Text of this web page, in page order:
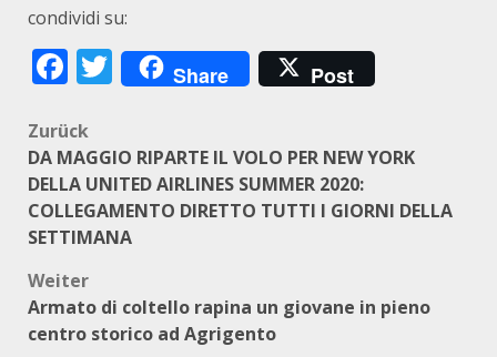
condividi su:
Facebook
Twitter
Share Post
Beitragsnavigation
Zurück
DA MAGGIO RIPARTE IL VOLO PER NEW YORK
DELLA UNITED AIRLINES SUMMER 2020:
COLLEGAMENTO DIRETTO TUTTI I GIORNI DELLA
SETTIMANA
Weiter
Armato di coltello rapina un giovane in pieno
centro storico ad Agrigento